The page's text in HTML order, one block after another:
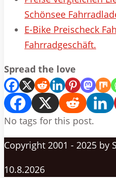
Schönsee
E-Bike Preischeck
Fahrradgeschäft.
Spread the love
No tags for this post.
Copyright 2001 - 2025 by
10.8.2026